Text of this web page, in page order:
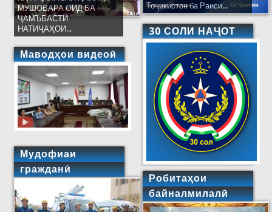
МУШОВАРА ОИД БА
ҶАМЪБАСТИ
НАТИҶАҲОИ...
Маводҳои видеоӣ
Мудофиаи
гражданӣ
Тоҷикистон ба Раиси...
30 СОЛИ НАҶОТ
Робитаҳои
байналмилалӣ